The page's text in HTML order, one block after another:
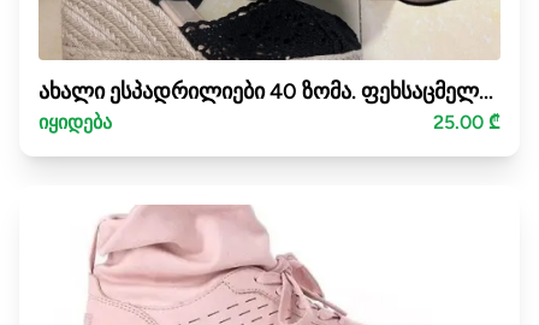
ახალი ესპადრილიები 40 ზომა. ფეხსაცმელი პლატფორმაზე
იყიდება 25.00 ₾